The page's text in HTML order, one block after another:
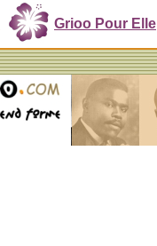
Grioo Pour Elle